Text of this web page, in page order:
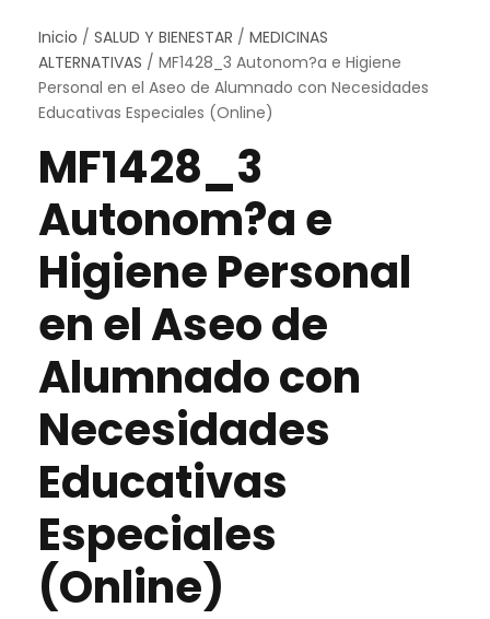
Inicio / SALUD Y BIENESTAR / MEDICINAS
ALTERNATIVAS / MF1428_3 Autonom?a e Higiene
Personal en el Aseo de Alumnado con Necesidades
Educativas Especiales (Online)
MF1428_3
Autonom?a e
Higiene Personal
en el Aseo de
Alumnado con
Necesidades
Educativas
Especiales
(Online)